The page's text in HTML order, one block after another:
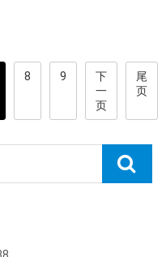
8 9
下
一
页
尾
页